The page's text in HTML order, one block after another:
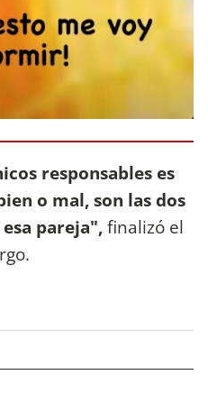
responsables es
o mal, son las dos
pareja",finalizó el